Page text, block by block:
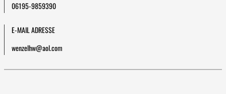
06195-9859390
E-MAIL ADRESSE
wenzelhw@aol.com